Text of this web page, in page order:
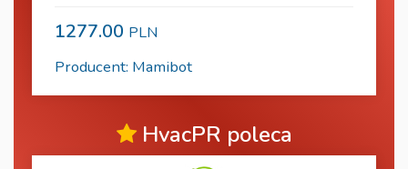
1277.00 PLN
Producent: Mamibot
HvacPR poleca